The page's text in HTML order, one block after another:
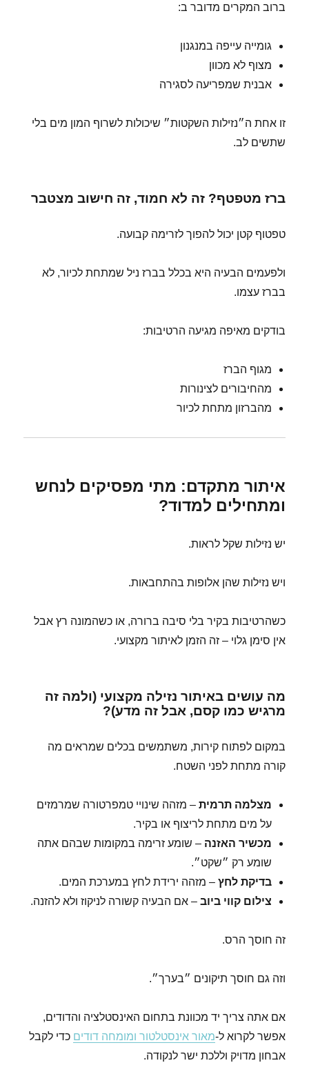
ברוב המקרים מדובר ב:
גומייה עייפה במנגנון
מצוף לא מכוון
אבנית שמפריעה לסגירה
זו אחת ה״נזילות השקטות״ שיכולות לשרוף המון מים בלי
שתשים לב.
ברז מטפטף? זה לא חמוד, זה חישוב מצטבר
טפטוף קטן יכול להפוך לזרימה קבועה.
ולפעמים הבעיה היא בכלל בברז ניל שמתחת לכיור, לא
בברז עצמו.
בודקים מאיפה מגיעה הרטיבות:
מגוף הברז
מהחיבורים לצינורות
מהברזון מתחת לכיור
איתור מתקדם: מתי מפסיקים לנחש
ומתחילים למדוד?
יש נזילות שקל לראות.
ויש נזילות שהן אלופות בהתחבאות.
כשהרטיבות בקיר בלי סיבה ברורה, או כשהמונה רץ אבל
אין סימן גלוי – זה הזמן לאיתור מקצועי.
מה עושים באיתור נזילה מקצועי (ולמה זה
מרגיש כמו קסם, אבל זה מדע)?
במקום לפתוח קירות, משתמשים בכלים שמראים מה
קורה מתחת לפני השטח.
מצלמה תרמית – מזהה שינויי טמפרטורה שמרמזים
על מים מתחת לריצוף או בקיר.
מכשיר האזנה – שומע זרימה במקומות שבהם אתה
שומע רק ״שקט״.
בדיקת לחץ – מזהה ירידת לחץ במערכת המים.
צילום קווי ביוב – אם הבעיה קשורה לניקוז ולא להזנה.
זה חוסך הרס.
וזה גם חוסך תיקונים ״בערך״.
אם אתה צריך יד מכוונת בתחום האינסטלציה והדודים,
אפשר לקרוא ל-מאור אינסטלטור ומומחה דודים כדי לקבל
אבחון מדויק וללכת ישר לנקודה.